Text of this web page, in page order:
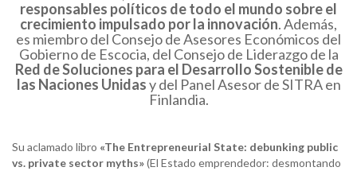
responsables políticos de todo el mundo sobre el
crecimiento impulsado por la innovación. Además,
es miembro del Consejo de Asesores Económicos del
Gobierno de Escocia, del Consejo de Liderazgo de la
Red de Soluciones para el Desarrollo Sostenible de
las Naciones Unidasy del Panel Asesor de SITRA en
Finlandia.
Su aclamado libro «The Entrepreneurial State: debunking public
vs. private sector myths»(El Estado emprendedor: desmontando